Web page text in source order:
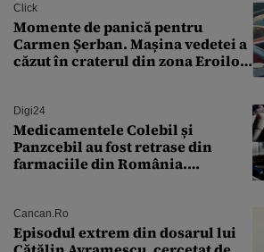
Click
Momente de panică pentru
Carmen Șerban. Mașina vedetei a
căzut în craterul din zona Eroilor:
Digi24
Medicamentele Colebil și
Panzcebil au fost retrase din
farmaciile din România.
Cancan.ro
Episodul extrem din dosarul lui